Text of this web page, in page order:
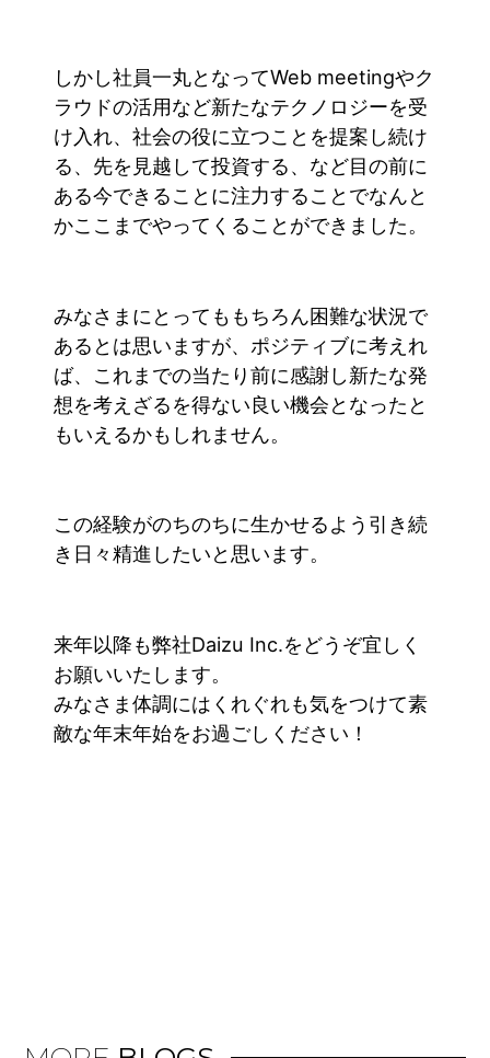
しかし社員一丸となってWeb meetingやク
ラウドの活用など新たなテクノロジーを受
け入れ、社会の役に立つことを提案し続け
る、先を見越して投資する、など目の前に
ある今できることに注力することでなんと
かここまでやってくることができました。
みなさまにとってももちろん困難な状況で
あるとは思いますが、ポジティブに考えれ
ば、これまでの当たり前に感謝し新たな発
想を考えざるを得ない良い機会となったと
もいえるかもしれません。
この経験がのちのちに生かせるよう引き続
き日々精進したいと思います。
来年以降も弊社Daizu Inc.をどうぞ宜しく
お願いいたします。
みなさま体調にはくれぐれも気をつけて素
敵な年末年始をお過ごしください！